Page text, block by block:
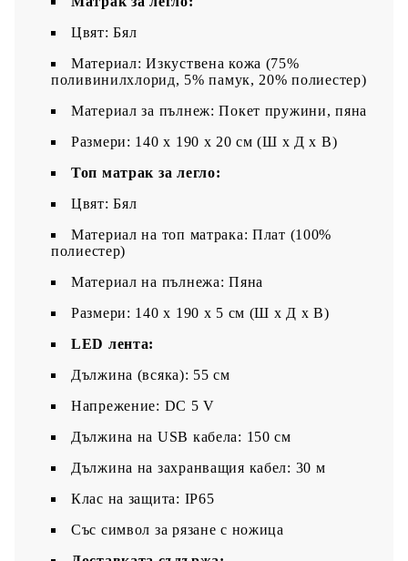
Цвят: Бял
Материал: Изкуствена кожа (75%
поливинилхлорид, 5% памук, 20% полиестер)
Материал за пълнеж: Покет пружини, пяна
Размери: 140 x 190 x 20 см (Ш x Д x В)
Топ матрак за легло:
Цвят: Бял
Материал на топ матрака: Плат (100%
полиестер)
Материал на пълнежа: Пяна
Размери: 140 x 190 x 5 см (Ш x Д x В)
LED лента:
Дължина (всяка): 55 см
Напрежение: DC 5 V
Дължина на USB кабела: 150 см
Дължина на захранващия кабел: 30 м
Клас на защита: IP65
Със символ за рязане с ножица